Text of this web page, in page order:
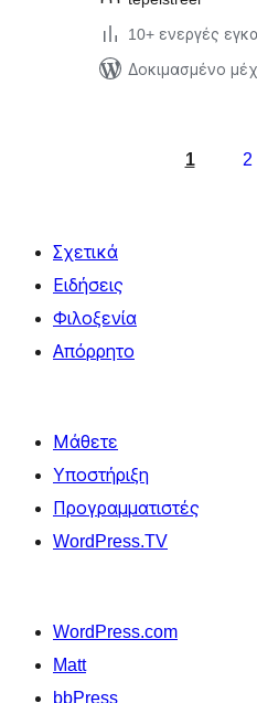
10+ ενεργές
Δοκιμασμένο
άρθρων
1 2
Σχετικά
Ειδήσεις
Φιλοξενία
Απόρρητο
Μάθετε
Υποστήριξη
Προγραμματιστές
WordPress.TV
WordPress.com
Matt
bbPress